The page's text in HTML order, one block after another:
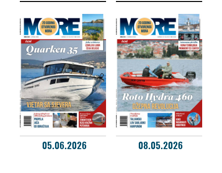
05.06.2026 08.05.2026